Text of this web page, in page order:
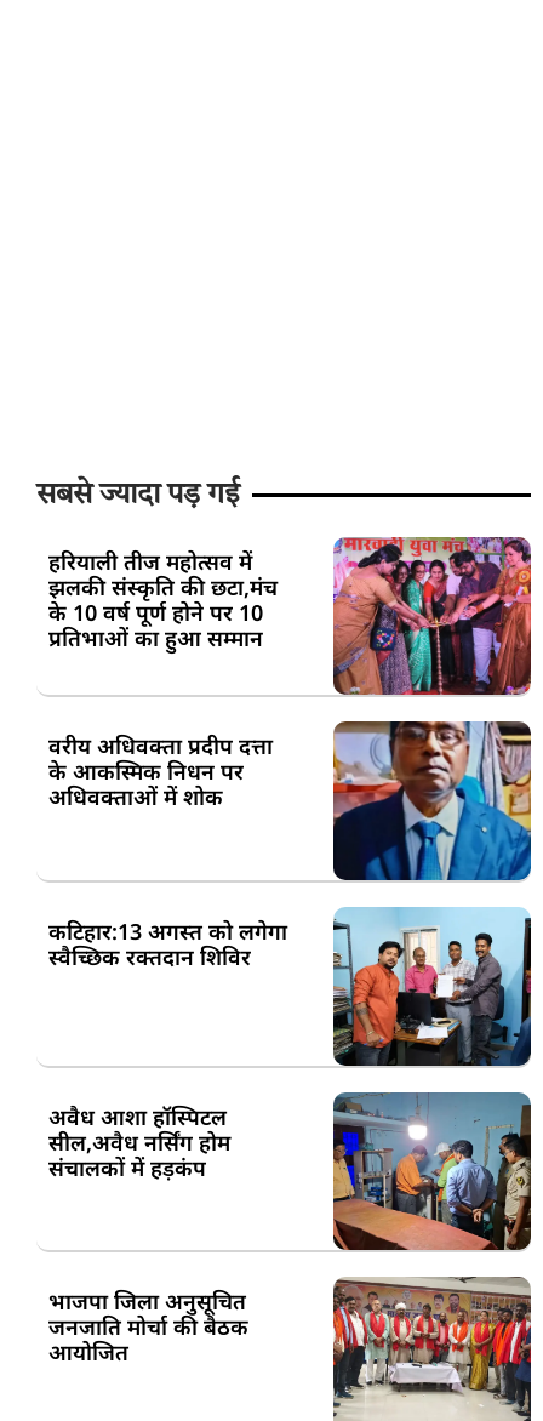
सबसे ज्यादा पड़ गई
हरियाली तीज महोत्सव में
झलकी संस्कृति की छटा,मंच
के 10 वर्ष पूर्ण होने पर 10
प्रतिभाओं का हुआ सम्मान
वरीय अधिवक्ता प्रदीप दत्ता
के आकस्मिक निधन पर
अधिवक्ताओं में शोक
कटिहार:13 अगस्त को लगेगा
स्वैच्छिक रक्तदान शिविर
अवैध आशा हॉस्पिटल
सील,अवैध नर्सिंग होम
संचालकों में हड़कंप
भाजपा जिला अनुसूचित
जनजाति मोर्चा की बैठक
आयोजित